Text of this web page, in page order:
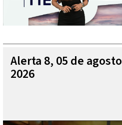
Alerta 8, 05 de agosto
2026